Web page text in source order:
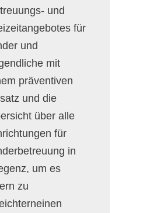
und
für
und
mit
präventiven
und die
über alle
für
in
um es
zu